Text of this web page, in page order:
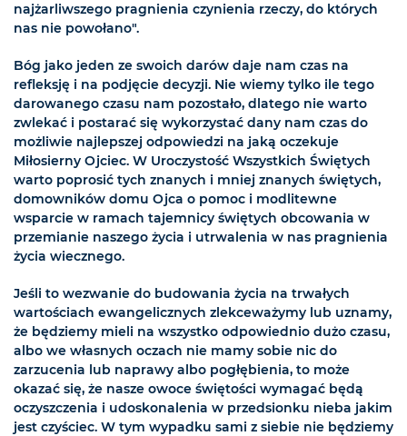
najżarliwszego pragnienia czynienia rzeczy, do których
nas nie powołano".
Bóg jako jeden ze swoich darów daje nam czas na
refleksję i na podjęcie decyzji. Nie wiemy tylko ile tego
darowanego czasu nam pozostało, dlatego nie warto
zwlekać i postarać się wykorzystać dany nam czas do
możliwie najlepszej odpowiedzi na jaką oczekuje
Miłosierny Ojciec. W Uroczystość Wszystkich Świętych
warto poprosić tych znanych i mniej znanych świętych,
domowników domu Ojca o pomoc i modlitewne
wsparcie w ramach tajemnicy świętych obcowania w
przemianie naszego życia i utrwalenia w nas pragnienia
życia wiecznego.
Jeśli to wezwanie do budowania życia na trwałych
wartościach ewangelicznych zlekceważymy lub uznamy,
że będziemy mieli na wszystko odpowiednio dużo czasu,
albo we własnych oczach nie mamy sobie nic do
zarzucenia lub naprawy albo pogłębienia, to może
okazać się, że nasze owoce świętości wymagać będą
oczyszczenia i udoskonalenia w przedsionku nieba jakim
jest czyściec. W tym wypadku sami z siebie nie będziemy